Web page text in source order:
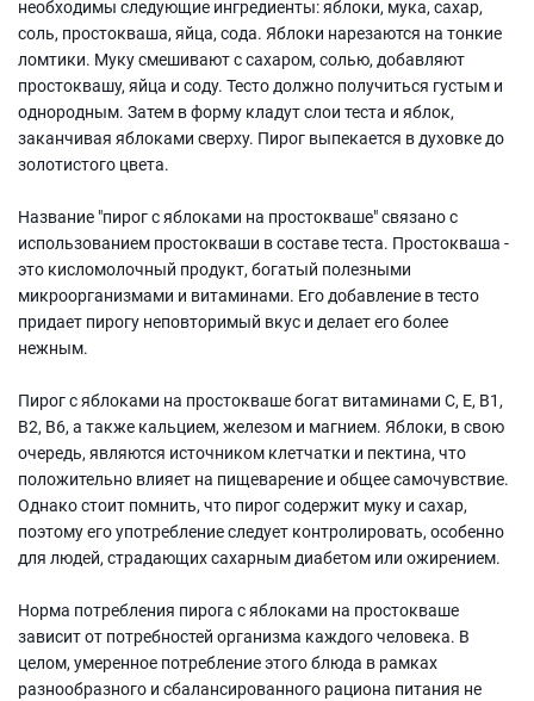
необходимы следующие ингредиенты: яблоки, мука, сахар,
соль, простокваша, яйца, сода. Яблоки нарезаются на тонкие
ломтики. Муку смешивают с сахаром, солью, добавляют
простоквашу, яйца и соду. Тесто должно получиться густым и
однородным. Затем в форму кладут слои теста и яблок,
заканчивая яблоками сверху. Пирог выпекается в духовке до
золотистого цвета.
Название "пирог с яблоками на простокваше" связано с
использованием простокваши в составе теста. Простокваша -
это кисломолочный продукт, богатый полезными
микроорганизмами и витаминами. Его добавление в тесто
придает пирогу неповторимый вкус и делает его более
нежным.
Пирог с яблоками на простокваше богат витаминами С, Е, В1,
В2, В6, а также кальцием, железом и магнием. Яблоки, в свою
очередь, являются источником клетчатки и пектина, что
положительно влияет на пищеварение и общее самочувствие.
Однако стоит помнить, что пирог содержит муку и сахар,
поэтому его употребление следует контролировать, особенно
для людей, страдающих сахарным диабетом или ожирением.
Норма потребления пирога с яблоками на простокваше
зависит от потребностей организма каждого человека. В
целом, умеренное потребление этого блюда в рамках
разнообразного и сбалансированного рациона питания не